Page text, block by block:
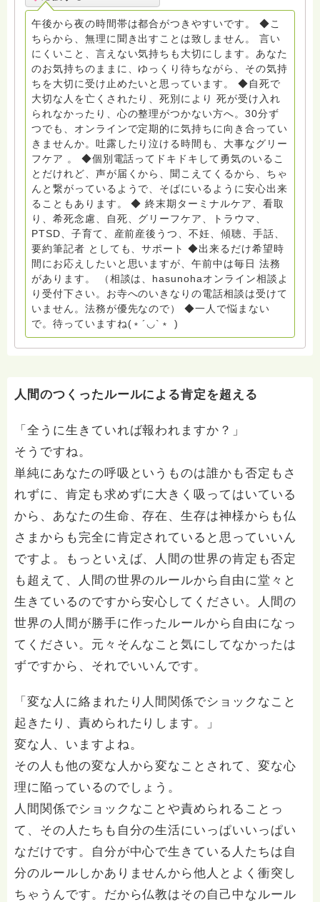
員、女性支援員、小学校 中学校支援員としても、ケア
サポートをしています。 ◆一般社団法人『グリーフケア
ともしび』理事長 【ともしび遺族会】運営 毎月 第１
金・昼夜2回開催（大阪駅前第3ビル） 14：00〜，18：
00〜 お問い合わせ申込⬇️こちらから
griefcare.tomoshibi@icloud.com ＊この活動は皆さま
のご支援により支えられております。ご協力をよろしく
お願いします。 ゆうちょ銀行 口座番号 普通408-
6452769 一般社団法人グリーフケアともしび ◆『ビハ
ーラサロン おしゃべりカフェひだまり』 ビハーラ和歌
山代表 居場所運営 問い合わせ申込⬇️こちらから
griefcare.tomoshibi@icloud.com ◆GEはしもとサピュ
イエ 所属 （Gender Equity 誰もが自分らしく生きるこ
とができる社会をめざして）DV・女性支援 ◆認定NPO
京都自死自殺相談センターSotto 元グリーフサポート委
員長（2018〜2024） ◆保育士.幼稚園教諭.小学校教諭.
レクリエーションインストラクター.中学校DV授業 10年
間 保育 教育の現場で 総主任として勤めた経験も生かし
つつ、お話できることがあれば 幸いです。 いつも あな
たとともに。南無阿弥陀仏 ここでは、宗旨を問いませ
ん。 まずは、ひとりで抱え込まないで。 来寺お問い合
わせは⬇️こちらから miehimeyo@gmail.com ※時間を割
いて、あなたに向き合っています。 ですので、過去の
いします。 ※個別相談は、hasunohaオンライン相談よ
受け付けておりません。また夜中や早朝の電話もご遠慮
ください。 法務を優先させてください。
午後から夜の時間帯は都合がつきやすいです。 ◆こ
ちらから、無理に聞き出すことは致しません。 言い
にくいこと、言えない気持ちも大切にします。あなた
のお気持ちのままに、ゆっくり待ちながら、その気持
ちを大切に受け止めたいと思っています。 ◆自死で
大切な人を亡くされたり、死別により 死が受け入れ
られなかったり、心の整理がつかない方へ。30分ず
つでも、オンラインで定期的に気持ちに向き合ってい
きませんか。吐露したり泣ける時間も、大事なグリー
フケア 。 ◆個別電話ってドキドキして勇気のいるこ
とだけれど、声が届くから、聞こえてくるから、ちゃ
んと繋がっているようで、そばにいるように安心出来
ることもあります。 ◆ 終末期ターミナルケア、看取
り、希死念慮、自死、グリーフケア、トラウマ、
PTSD、子育て、産前産後うつ、不妊、傾聴、手話、
要約筆記者 としても、サポート ◆出来るだけ希望時
間にお応えしたいと思いますが、午前中は毎日 法務
があります。 （相談は、hasunohaオンライン相談よ
り受付下さい。お寺へのいきなりの電話相談は受けて
いません。法務が優先なので） ◆一人で悩まない
で。待っていますね(﹡´◡`﹡ )
人間のつくったルールによる肯定を超える
「全うに生きていれば報われますか？」
そうですね。
単純にあなたの呼吸というものは誰かも否定もさ
れずに、肯定も求めずに大きく吸ってはいている
から、あなたの生命、存在、生存は神様からも仏
さまからも完全に肯定されていると思っていいん
ですよ。もっといえば、人間の世界の肯定も否定
も超えて、人間の世界のルールから自由に堂々と
生きているのですから安心してください。人間の
世界の人間が勝手に作ったルールから自由になっ
てください。元々そんなこと気にしてなかったは
ずですから、それでいいんです。
「変な人に絡まれたり人間関係でショックなこと
起きたり、責められたりします。」
変な人、いますよね。
その人も他の変な人から変なことされて、変な心
理に陥っているのでしょう。
人間関係でショックなことや責められることっ
て、その人たちも自分の生活にいっぱいいっぱい
なだけです。自分が中心で生きている人たちは自
分のルールしかありませんから他人とよく衝突し
ちゃうんです。だから仏教はその自己中なルール